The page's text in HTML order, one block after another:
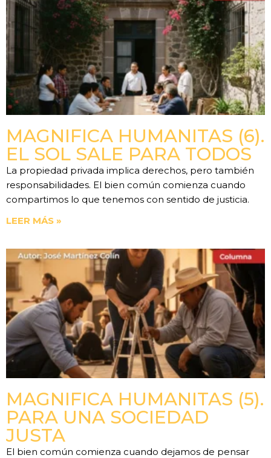
MAGNIFICA HUMANITAS (6).
EL SOL SALE PARA TODOS
La propiedad privada implica derechos, pero también
responsabilidades. El bien común comienza cuando
compartimos lo que tenemos con sentido de justicia.
LEER MÁS »
MAGNIFICA HUMANITAS (5).
PARA UNA SOCIEDAD
JUSTA
El bien común comienza cuando dejamos de pensar